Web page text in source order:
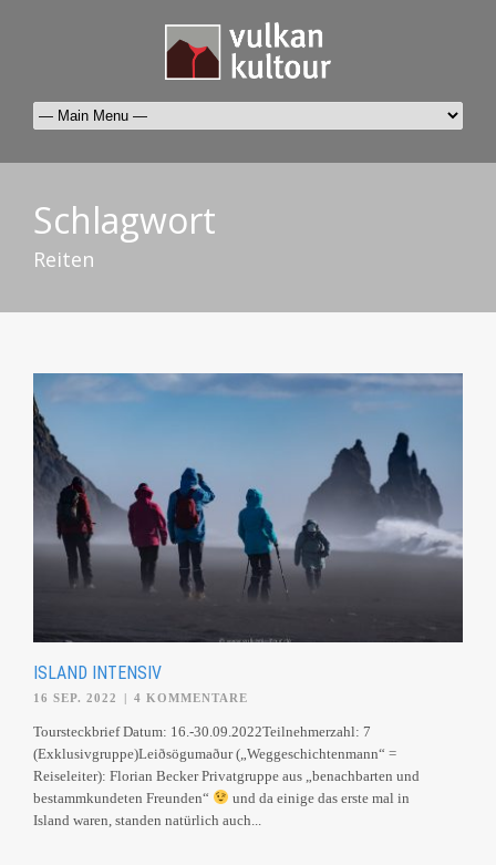
Schlagwort
Reiten
ISLAND INTENSIV
16 SEP. 2022 | 4 KOMMENTARE
Toursteckbrief Datum: 16.-30.09.2022Teilnehmerzahl: 7
(Exklusivgruppe)Leiðsögumaður („Weggeschichtenmann“ =
Reiseleiter): Florian Becker Privatgruppe aus „benachbarten und
bestammkundeten Freunden“
und da einige das erste mal in
Island waren, standen natürlich auch...